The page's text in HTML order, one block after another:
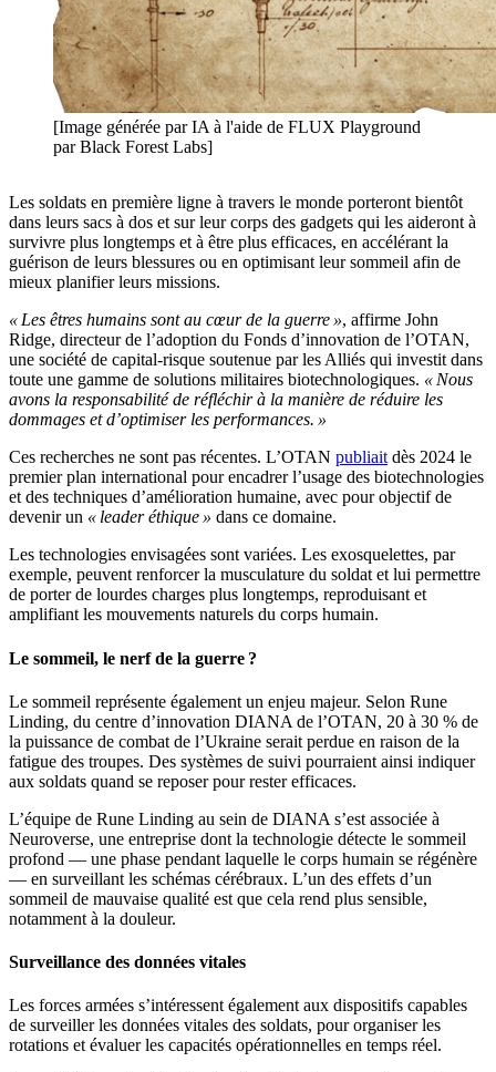
[Image générée par IA à l'aide de FLUX Playground
par Black Forest Labs]
Les soldats en première ligne à travers le monde porteront bientôt
dans leurs sacs à dos et sur leur corps des gadgets qui les aideront à
survivre plus longtemps et à être plus efficaces, en accélérant la
guérison de leurs blessures ou en optimisant leur sommeil afin de
mieux planifier leurs missions.
« Les êtres humains sont au cœur de la guerre », affirme John
Ridge, directeur de l’adoption du Fonds d’innovation de l’OTAN,
une société de capital-risque soutenue par les Alliés qui investit dans
toute une gamme de solutions militaires biotechnologiques. « Nous
avons la responsabilité de réfléchir à la manière de réduire les
dommages et d’optimiser les performances. »
Ces recherches ne sont pas récentes. L’OTAN publiait dès 2024 le
premier plan international pour encadrer l’usage des biotechnologies
et des techniques d’amélioration humaine, avec pour objectif de
devenir un « leader éthique » dans ce domaine.
Les technologies envisagées sont variées. Les exosquelettes, par
exemple, peuvent renforcer la musculature du soldat et lui permettre
de porter de lourdes charges plus longtemps, reproduisant et
amplifiant les mouvements naturels du corps humain.
Le sommeil, le nerf de la guerre ?
Le sommeil représente également un enjeu majeur. Selon Rune
Linding, du centre d’innovation DIANA de l’OTAN, 20 à 30 % de
la puissance de combat de l’Ukraine serait perdue en raison de la
fatigue des troupes. Des systèmes de suivi pourraient ainsi indiquer
aux soldats quand se reposer pour rester efficaces.
L’équipe de Rune Linding au sein de DIANA s’est associée à
Neuroverse, une entreprise dont la technologie détecte le sommeil
profond — une phase pendant laquelle le corps humain se régénère
— en surveillant les schémas cérébraux. L’un des effets d’un
sommeil de mauvaise qualité est que cela rend plus sensible,
notamment à la douleur.
Surveillance des données vitales
Les forces armées s’intéressent également aux dispositifs capables
de surveiller les données vitales des soldats, pour organiser les
rotations et évaluer les capacités opérationnelles en temps réel.